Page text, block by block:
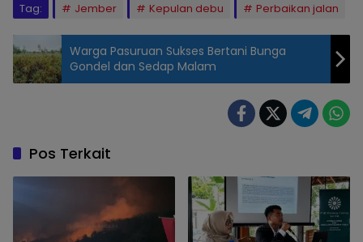
Tag: Jember Kepulan debu Perbaikan jalan
Warga Pasuruan Sukses Bertani Bunga
Gondel dan Sedap Malam
Pos Terkait